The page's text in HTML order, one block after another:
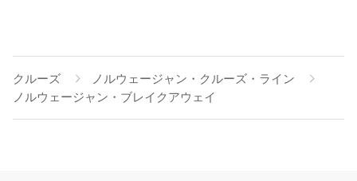
クルーズ
ノルウェージャン・クルーズ・ライン
ノルウェージャン・ブレイクアウェイ